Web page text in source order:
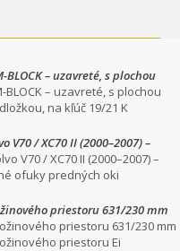
– uzavreté, s plochou
na kľúč 19/21
BLOCK – uzavreté, s plochou
na kľúč 19/21 K
V70 / XC70 II (2000–2007) –
V70 / XC70 II (2000–2007) –
ofuky predných oki
priestoru 631/230 mm
priestoru 631/230 mm
priestoru Ei